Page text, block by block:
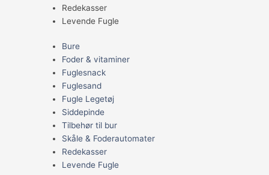
Redekasser
Levende Fugle
Bure
Foder & vitaminer
Fuglesnack
Fuglesand
Fugle Legetøj
Siddepinde
Tilbehør til bur
Skåle & Foderautomater
Redekasser
Levende Fugle